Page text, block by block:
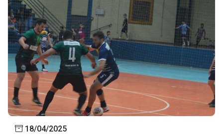
18/04/2025